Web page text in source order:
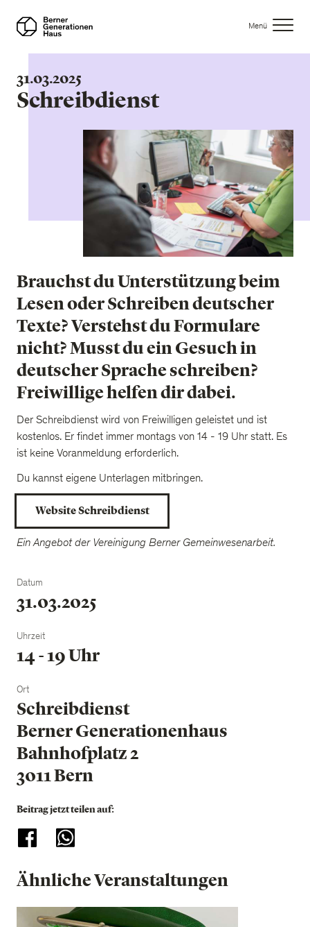
zum
Menü
31.03.2025
Schreibdienst
Brauchst du Unterstützung beim
Lesen oder Schreiben deutscher
Texte? Verstehst du Formulare
nicht? Musst du ein Gesuch in
deutscher Sprache schreiben?
Freiwillige helfen dir dabei.
Der Schreibdienst wird von Freiwilligen geleistet und ist
kostenlos. Er findet immer montags von 14 - 19 Uhr statt. Es
ist keine Voranmeldung erforderlich.
Du kannst eigene Unterlagen mitbringen.
Website Schreibdienst
Ein Angebot der Vereinigung Berner Gemeinwesenarbeit.
Datum
31.03.2025
Uhrzeit
14 - 19 Uhr
Ort
Schreibdienst
Berner Generationenhaus
Bahnhofplatz 2
3011 Bern
Beitrag jetzt teilen auf:
Ähnliche Veranstaltungen